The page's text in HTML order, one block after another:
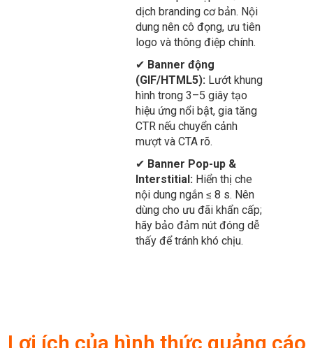
(Static):Kích thước
“huyền thoại” 300×250,
728×90 phù hợp chiến
dung nên cô đọng, ưu tiên
logo và thông điệp chính.
✔Banner động
(GIF/HTML5):Lướt khung
hình trong 3–5 giây tạo
CTR nếu chuyển cảnh
mượt và CTA rõ.
✔Banner Pop-up &
Interstitial:Hiển thị che
nội dung ngắn ≤ 8 s. Nên